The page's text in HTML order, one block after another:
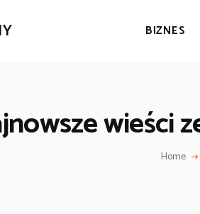
BIZNES
wieści
Home